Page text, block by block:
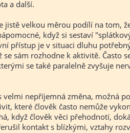
a další.
jistě velkou měrou podílí na tom,
když si sestaví
přístup je v situaci dluhu
sám rozhodne k aktivitě. Často
se také paralelně zvyšuje
nepříjemná změna, možná
které člověk často nemůže
když člověk věci přehodnotí,
kontakt s blízkými, vztahy